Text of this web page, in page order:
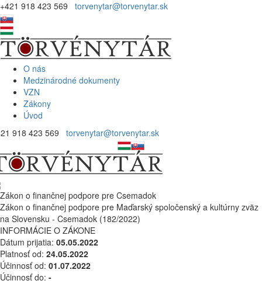
+421 918 423 569 torvenytar@torvenytar.sk
O nás
Medzinárodné dokumenty
VZN
Zákony
Úvod
918 423 569 torvenytar@torvenytar.sk
Zákon o finančnej podpore pre Csemadok
Zákon o finančnej podpore pre Maďarský spoločenský a kultúrny zväz
na Slovensku - Csemadok (182/2022)
INFORMÁCIE O ZÁKONE
Dátum prijatia: 05.05.2022
Platnosť od: 24.05.2022
Účinnosť od: 01.07.2022
Účinnosť do: -